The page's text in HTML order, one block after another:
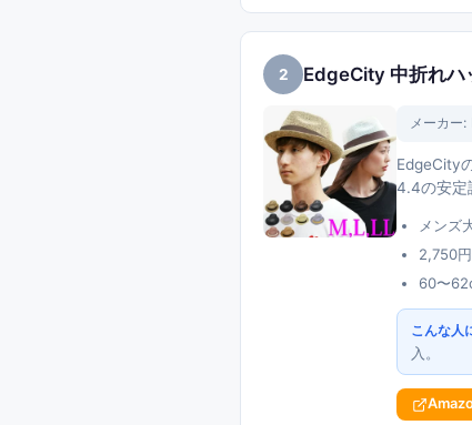
2 EdgeCity 中折れハ
メーカー:
EdgeCity
4.4の安定
メンズ
2,750
60〜
こんな人
入。